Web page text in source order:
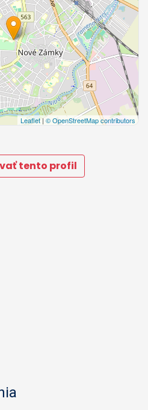
Leaflet|© OpenStreetMap contributors
tento profil